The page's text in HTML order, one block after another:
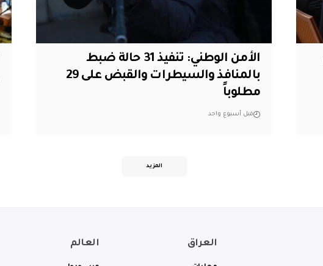
الأمن الوطني: تنفيذ 31 حالة ضبط
بالمنافذ والسيطرات والقبض على 29
مطلوباً
قبل أسبوع واحد
المزيد
العراق العالم